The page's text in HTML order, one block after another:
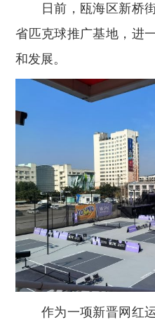
日前，瓯海区新桥街
省匹克球推广基地，进
和发展。
作为一项新晋网红运